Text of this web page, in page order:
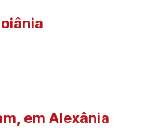
em Alexânia